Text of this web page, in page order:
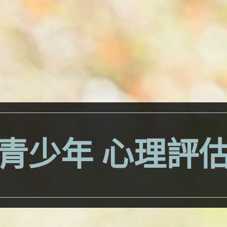
少年 心理評